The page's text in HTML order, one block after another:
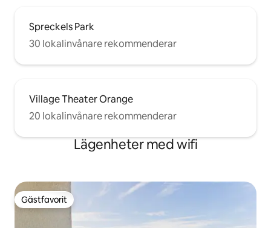
Spreckels Park
30 lokalinvånare rekommenderar
Village Theater Orange
20 lokalinvånare rekommenderar
Lägenheter med wifi
Gästfavorit
Gästfavorit